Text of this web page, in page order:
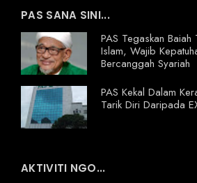
PAS SANA SINI...
PAS Tegaskan Baiah
Islam, Wajib
Bercanggah Syariah
PAS Kekal Dalam
Tarik Diri Daripada
AKTIVITI NGO...